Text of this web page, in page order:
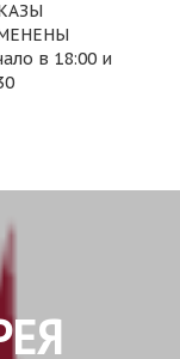
в 18:00 и